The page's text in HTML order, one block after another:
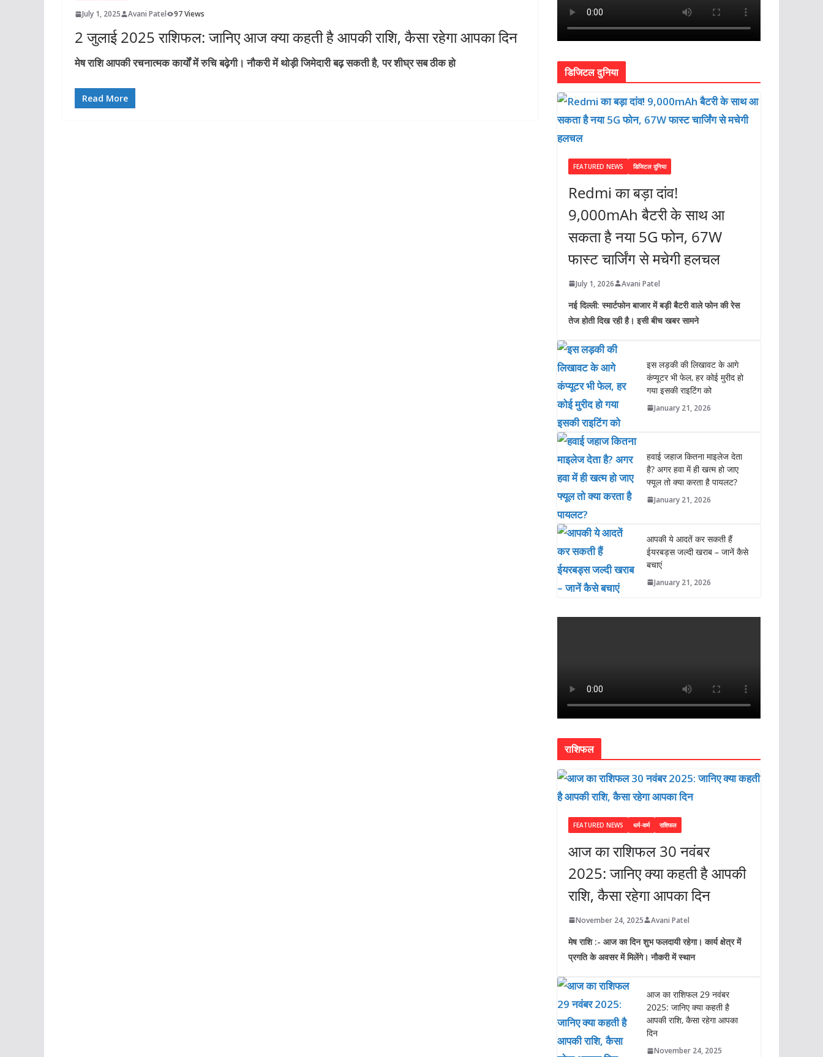
July 1, 2025 Avani Patel 97 Views
2 जुलाई 2025 राशिफल: जानिए आज क्या कहती है आपकी राशि, कैसा रहेगा आपका दिन
मेष राशि आपकी रचनात्मक कार्यों में रुचि बढ़ेगी। नौकरी में थोड़ी जिमेदारी बढ़ सकती है, पर शीघ्र सब ठीक हो
Read More
डिजिटल दुनिया
FEATURED NEWS डिजिटल दुनिया
Redmi का बड़ा दांव!
9,000mAh बैटरी के साथ आ
सकता है नया 5G फोन, 67W
फास्ट चार्जिंग से मचेगी हलचल
July 1, 2026 Avani Patel
नई दिल्ली: स्मार्टफोन बाजार में बड़ी बैटरी वाले फोन की रेस
तेज होती दिख रही है। इसी बीच खबर सामने
इस लड़की की लिखावट के आगे
कंप्यूटर भी फेल, हर कोई मुरीद हो
गया इसकी राइटिंग को
January 21, 2026
हवाई जहाज कितना माइलेज देता
है? अगर हवा में ही खत्म हो जाए
फ्यूल तो क्या करता है पायलट?
January 21, 2026
आपकी ये आदतें कर सकती हैं
ईयरबड्स जल्दी खराब – जानें कैसे
बचाएं
January 21, 2026
राशिफल
FEATURED NEWS धर्म-कर्म राशिफल
आज का राशिफल 30 नवंबर
2025: जानिए क्या कहती है आपकी
राशि, कैसा रहेगा आपका दिन
November 24, 2025 Avani Patel
मेष राशि :- आज का दिन शुभ फलदायी रहेगा। कार्य क्षेत्र में
प्रगति के अवसर में मिलेंगे। नौकरी में स्थान
आज का राशिफल 29 नवंबर
2025: जानिए क्या कहती है
आपकी राशि, कैसा रहेगा आपका
दिन
November 24, 2025